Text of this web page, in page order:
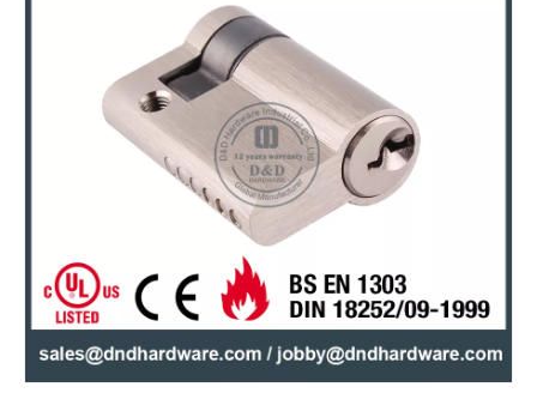
Kuningan silinder tunggal Kuningan-DDLC009